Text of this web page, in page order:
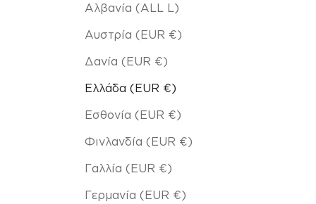
Αλβανία (ALL L)
Αυστρία (EUR €)
Δανία (EUR €)
Ελλάδα (EUR €)
Εσθονία (EUR €)
Φινλανδία (EUR €)
Γαλλία (EUR €)
Γερμανία (EUR €)